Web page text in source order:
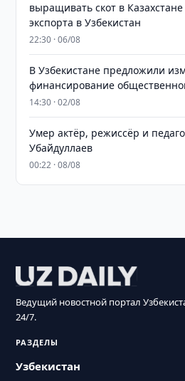
выращивать скот в
экспорта в Узбекистан
22:30 · 06/08
В Узбекистане предложили
финансирование
14:30 · 02/08
Умер актёр, режиссёр и
Убайдуллаев
00:22 · 08/08
Ведущий новостной портал
24/7.
РАЗДЕЛЫ
Узбекистан